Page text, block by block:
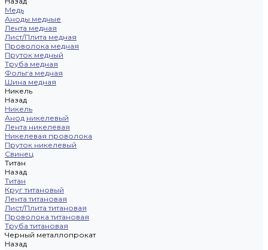
Медь
Аноды медные
Лента медная
Лист/Плита медная
Проволока медная
Пруток медный
Труба медная
Фольга медная
Шина медная
Никель
Назад
Никель
Анод никелевый
Лента никелевая
Никелевая проволока
Пруток никелевый
Свинец
Титан
Назад
Титан
Круг титановый
Лента титановая
Лист/Плита титановая
Проволока титановая
Труба титановая
Черный металлопрокат
Назад